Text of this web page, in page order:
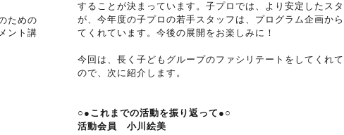
することが決まっています。子プロでは、より安定したス
が、今年度の子プロの若手スタッフは、プログラム企画か
てくれています。今後の展開をお楽しみに！
今回は、長く子どもグループのファシリテートをしてくれ
ので、次に紹介します。
○●これまでの活動を振り返って●○
活動会員 小川絵美
ための
ント講